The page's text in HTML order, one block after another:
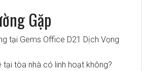
Gặp
tại Gems Office D21 Dịch Vọng
tại tòa nhà có linh hoạt không?